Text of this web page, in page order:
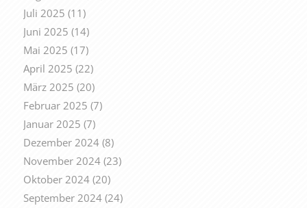
Juli 2025 (11)
Juni 2025 (14)
Mai 2025 (17)
April 2025 (22)
März 2025 (20)
Februar 2025 (7)
Januar 2025 (7)
Dezember 2024(8)
November 2024(23)
Oktober 2024(20)
September 2024(24)